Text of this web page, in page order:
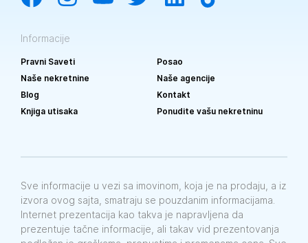
Informacije
Pravni Saveti
Posao
Naše nekretnine
Naše agencije
Blog
Kontakt
Knjiga utisaka
Ponudite vašu nekretninu
Sve informacije u vezi sa imovinom, koja je na prodaju, a iz
izvora ovog sajta, smatraju se pouzdanim informacijama.
Internet prezentacija kao takva je napravljena da
prezentuje tačne informacije, ali takav vid prezentovanja